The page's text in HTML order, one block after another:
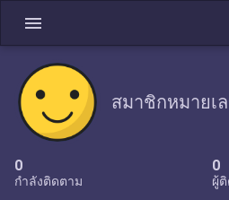
menu
สมาชิกหมายเ
0
กำลังติดตาม
0
ผู้